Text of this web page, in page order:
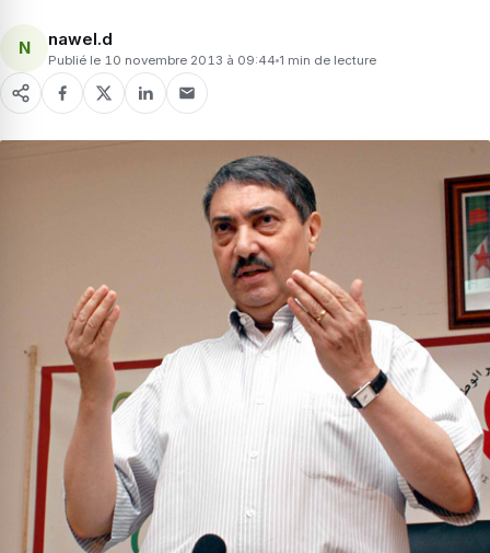
N nawel.d
Publié le 10 novembre 2013 à 09:44 1 min de lecture